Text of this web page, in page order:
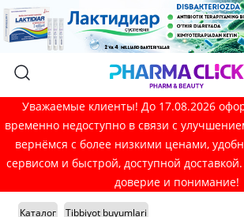
Уважаемые клиенты! До 17.08.2026
временно недоступно в связи с
вернёмся с более низкими ценами,
сервисом и быстрой, доступной
доверие и понимание!
Каталог Tibbiyot buyumlari